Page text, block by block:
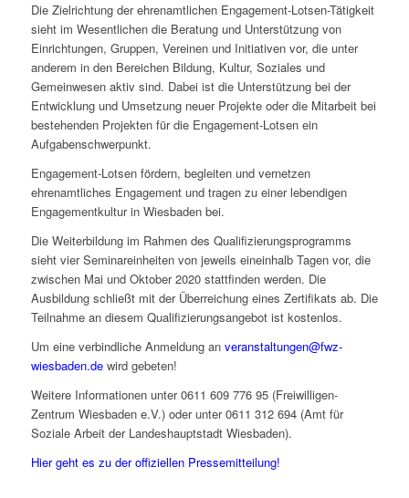
Die Zielrichtung der ehrenamtlichen Engagement-Lotsen-Tätigkeit
sieht im Wesentlichen die Beratung und Unterstützung von
Einrichtungen, Gruppen, Vereinen und Initiativen vor, die unter
anderem in den Bereichen Bildung, Kultur, Soziales und
Gemeinwesen aktiv sind. Dabei ist die Unterstützung bei der
Entwicklung und Umsetzung neuer Projekte oder die Mitarbeit bei
bestehenden Projekten für die Engagement-Lotsen ein
Aufgabenschwerpunkt.
Engagement-Lotsen fördern, begleiten und vernetzen
ehrenamtliches Engagement und tragen zu einer lebendigen
Engagementkultur in Wiesbaden bei.
Die Weiterbildung im Rahmen des Qualifizierungsprogramms
sieht vier Seminareinheiten von jeweils eineinhalb Tagen vor, die
zwischen Mai und Oktober 2020 stattfinden werden. Die
Ausbildung schließt mit der Überreichung eines Zertifikats ab. Die
Teilnahme an diesem Qualifizierungsangebot ist kostenlos.
Um eine verbindliche Anmeldung an veranstaltungen@fwz-
wiesbaden.dewird gebeten!
Weitere Informationen unter 0611 609 776 95 (Freiwilligen-
Zentrum Wiesbaden e.V.) oder unter 0611 312 694 (Amt für
Soziale Arbeit der Landeshauptstadt Wiesbaden).
Hier geht es zu der offiziellen Pressemitteilung!